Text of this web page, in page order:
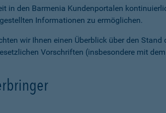
in den Barmenia Kundenportalen
Informationen zu ermöglichen.
wir Ihnen einen Überblick über den
Vorschriften (insbesondere mit